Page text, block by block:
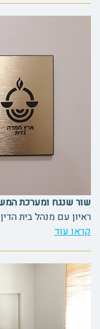
שור שנגח ומערכת
ראיון עם מנהל בית
קראו עוד